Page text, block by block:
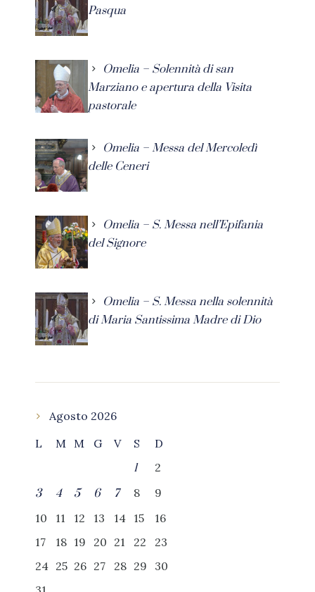
Pasqua
Omelia – Solennità di san
Marziano e apertura della Visita
pastorale
Omelia – Messa del Mercoledì
delle Ceneri
Omelia – S. Messa nell’Epifania
del Signore
Omelia – S. Messa nella solennità
di Maria Santissima Madre di Dio
Agosto 2026
L
M M G V S
D
1
2
3
4 5 6 7 8
9
10
11 12 13 14 15
16
17
18 19 20 21 22
23
24 25 26 27 28 29
30